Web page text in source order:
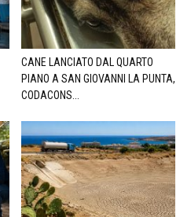
CANE LANCIATO DAL QUARTO
PIANO A SAN GIOVANNI LA PUNTA,
CODACONS...